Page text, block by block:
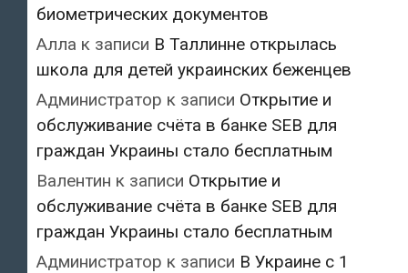
биометрических документов
Алла к записи В Таллинне открылась
школа для детей украинских беженцев
Администратор к записи Открытие и
обслуживание счёта в банке SEB для
граждан Украины стало бесплатным
Валентин к записи Открытие и
обслуживание счёта в банке SEB для
граждан Украины стало бесплатным
Администратор к записи В Украине с 1